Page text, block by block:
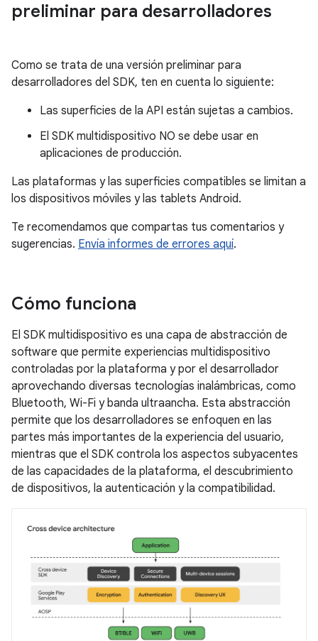
preliminar para desarrolladores
Como se trata de una versión preliminar para
desarrolladores del SDK, ten en cuenta lo siguiente:
Las superficies de la API están sujetas a cambios.
El SDK multidispositivo NO se debe usar en
aplicaciones de producción.
Las plataformas y las superficies compatibles se limitan a
los dispositivos móviles y las tablets Android.
Te recomendamos que compartas tus comentarios y
sugerencias. Envía informes de errores aquí.
Cómo funciona
El SDK multidispositivo es una capa de abstracción de
software que permite experiencias multidispositivo
controladas por la plataforma y por el desarrollador
aprovechando diversas tecnologías inalámbricas, como
Bluetooth, Wi-Fi y banda ultraancha. Esta abstracción
permite que los desarrolladores se enfoquen en las
partes más importantes de la experiencia del usuario,
mientras que el SDK controla los aspectos subyacentes
de las capacidades de la plataforma, el descubrimiento
de dispositivos, la autenticación y la compatibilidad.